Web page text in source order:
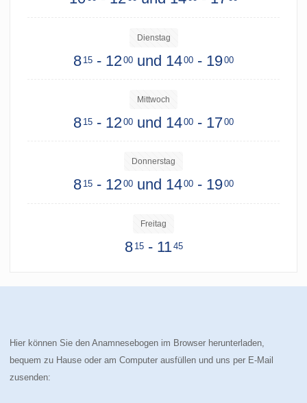
Dienstag
8 15 - 12 00 und 1400 - 1900
Mittwoch
8 15 - 1200 und 1400 - 1700
Donnerstag
8 15 - 1200 und 1400 - 1900
Freitag
8 15- 11 45
Hier können Sie den Anamnesebogen im Browser herunterladen,
bequem zu Hause oder am Computer ausfüllen und uns per E-Mail
zusenden: